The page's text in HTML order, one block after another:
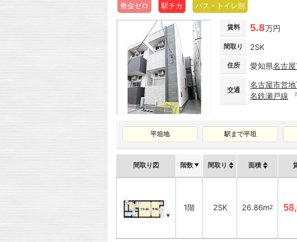
敷金ゼロ 駅チカ バス・トイレ別
賃料 5.8万円
間取り 2SK
住所 愛知県名古
交通
名古屋市営
名鉄瀬戸線 『
平坦地 駅まで平坦
間取り図 階数 間取り 面積
1階 2SK 26.86m2